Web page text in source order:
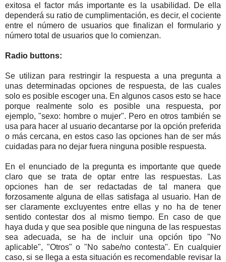
exitosa el factor más importante es la usabilidad. De ella
dependerá su ratio de cumplimentación, es decir, el cociente
entre el número de usuarios que finalizan el formulario y
número total de usuarios que lo comienzan.
Radio buttons:
Se utilizan para restringir la respuesta a una pregunta a
unas determinadas opciones de respuesta, de las cuales
solo es posible escoger una. En algunos casos esto se hace
porque realmente solo es posible una respuesta, por
ejemplo, "sexo: hombre o mujer". Pero en otros también se
usa para hacer al usuario decantarse por la opción preferida
o más cercana, en estos caso las opciones han de ser más
cuidadas para no dejar fuera ninguna posible respuesta.
En el enunciado de la pregunta es importante que quede
claro que se trata de optar entre las respuestas. Las
opciones han de ser redactadas de tal manera que
forzosamente alguna de ellas satisfaga al usuario. Han de
ser claramente excluyentes entre ellas y no ha de tener
sentido contestar dos al mismo tiempo. En caso de que
haya duda y que sea posible que ninguna de las respuestas
sea adecuada, se ha de incluir una opción tipo "No
aplicable", "Otros" o "No sabe/no contesta". En cualquier
caso, si se llega a esta situación es recomendable revisar la